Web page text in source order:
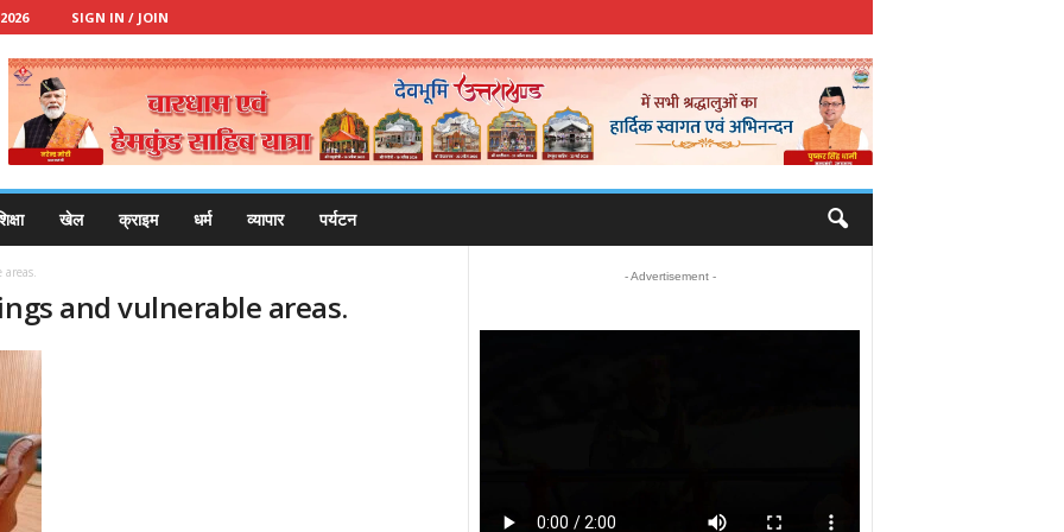
SIGN IN / JOIN
खेल क्राइम धर्म व्यापार पर्यटन
and vulnerable areas.
- Advertisement -